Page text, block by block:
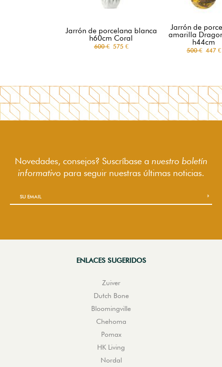
Jarrón de porcelana blanca
h60cm Coral
600 €575 €
Jarrón de
amarilla
h44cm
500 €447 €
Novedades, consejos? Suscríbase a nuestro boletín
informativo para seguir nuestras últimas noticias.
ENLACES SUGERIDOS
Zuiver
Dutch Bone
Bloomingville
Chehoma
Pomax
HK Living
Nordal